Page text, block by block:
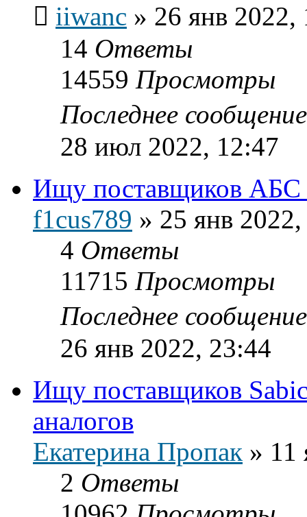
iiwanc » 26 янв 2022,
14 Ответы
14559 Просмотры
Последнее
28 июл 2022, 12:47
Ищу поставщиков
f1cus789 » 25 янв
4 Ответы
11715 Просмотры
Последнее
26 янв 2022, 23:44
Ищу поставщиков
аналогов
Екатерина Пропак » 11
2 Ответы